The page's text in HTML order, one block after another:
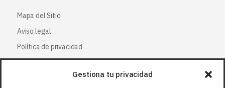
Gestiona tu privacidad
Mapa del Sitio
Aviso legal
Política de privacidad
Política de cookies